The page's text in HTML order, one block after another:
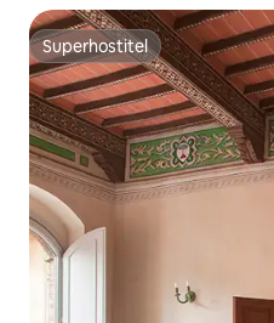
Superhostitel
Superhostitel